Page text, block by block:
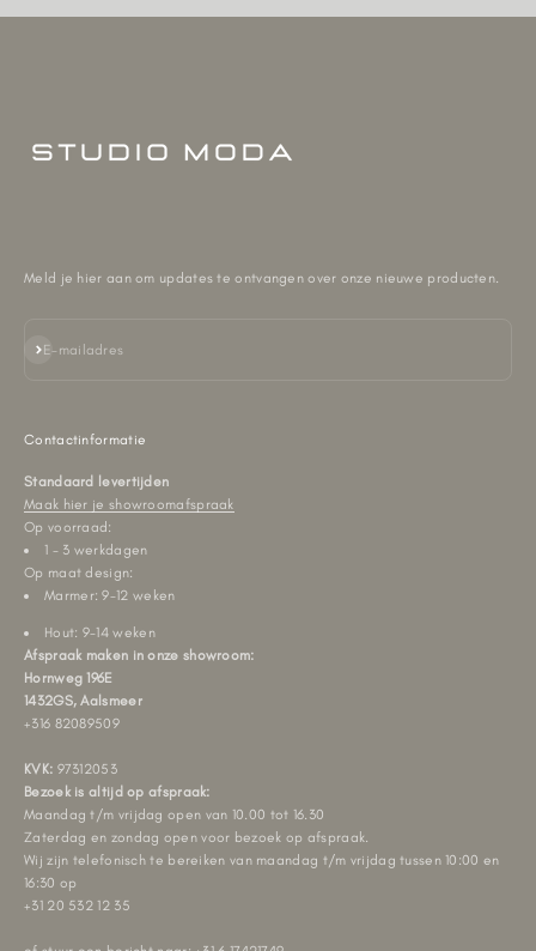
Meld je hier aan om updates te ontvangen over onze nieuwe producten.
E-mailadres
Abonneren
Contactinformatie
Standaard levertijden
Maak hier je showroomafspraak
Op voorraad:
1 - 3 werkdagen
Op maat design:
Marmer: 9-12 weken
Hout: 9-14 weken
Afspraak maken in onze showroom:
Hornweg 196E
1432GS, Aalsmeer
+316 82089509
KVK: 97312053
Bezoek is altijd op afspraak:
Maandag t/m vrijdag open van 10.00 tot 16.30
Zaterdag en zondag open voor bezoek op afspraak.
Wij zijn telefonisch te bereiken van maandag t/m vrijdag tussen 10:00 en
16:30 op
+31 20 532 12 35